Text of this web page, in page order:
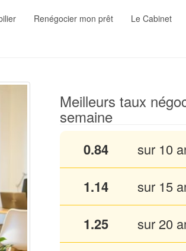
Renégocier mon prêt Le Cabinet
Meilleurs taux
semaine
0.84 sur 10
1.13 sur 15
1.25 sur 20